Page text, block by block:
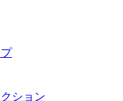
ション